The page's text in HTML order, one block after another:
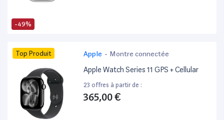
-49%
Top Produit Apple - Montre connectée
Apple Watch Series 11 GPS + Cellular
23 offres à partir de :
365,00 €